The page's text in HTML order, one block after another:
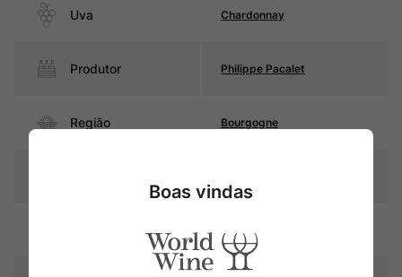
Uva Chardonnay
Produtor Philippe Pacalet
Região Bourgogne
esverdeados
Boas vindas